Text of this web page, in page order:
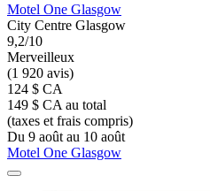
Motel One Glasgow
City Centre Glasgow
9,2/10
Merveilleux
(1 920 avis)
124 $ CA
149 $ CA au total
(taxes et frais compris)
Du 9 août au 10 août
Motel One Glasgow